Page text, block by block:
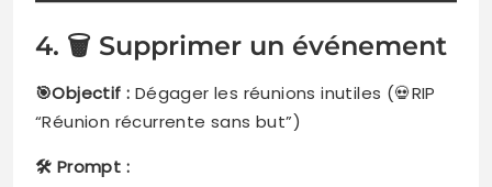
4. 🗑️ Supprimer un événement
🎯Objectif : Dégager les réunions inutiles (💀RIP
“Réunion récurrente sans but”)
🛠️ Prompt :